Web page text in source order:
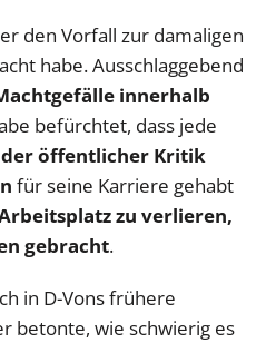
den Vorfall zur damaligen
habe. Ausschlaggebend
innerhalb
befürchtet, dass jede
öffentlicher Kritik
für seine Karriere gehabt
zu verlieren,
gebracht.
in D-Vons frühere
betonte, wie schwierig es